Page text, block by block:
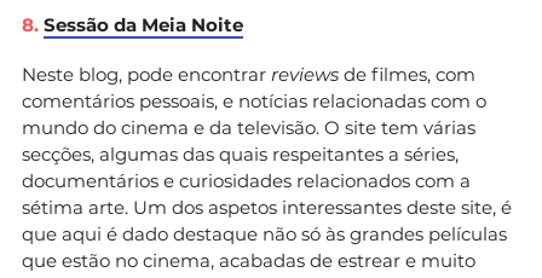
8. Sessão da Meia Noite
Neste blog, pode encontrar reviews de filmes, com
comentários pessoais, e notícias relacionadas com o
mundo do cinema e da televisão. O site tem várias
secções, algumas das quais respeitantes a séries,
documentários e curiosidades relacionados com a
sétima arte. Um dos aspetos interessantes deste site, é
que aqui é dado destaque não só às grandes películas
que estão no cinema, acabadas de estrear e muito